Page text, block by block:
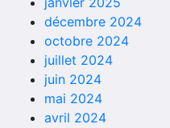
décembre 2024
octobre 2024
juillet 2024
juin 2024
mai 2024
avril 2024